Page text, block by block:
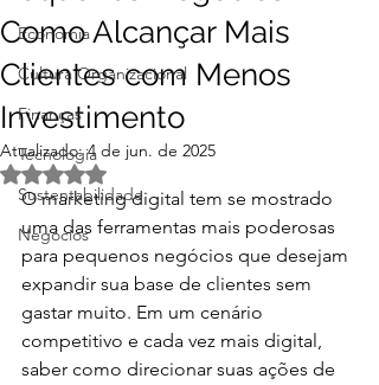
Economia
Cultura Organizacional
Finanças
Tecnologia
Sustentabilidade
Negócios
Como Alcançar Mais
Clientes com Menos
Investimento
Atualizado:4 de jun. de 2025
Avaliado com NaN de 5 estrelas.
O marketing digital tem se mostrado
uma das ferramentas mais poderosas
para pequenos negócios que desejam
expandir sua base de clientes sem
gastar muito. Em um cenário
competitivo e cada vez mais digital,
saber como direcionar suas ações de